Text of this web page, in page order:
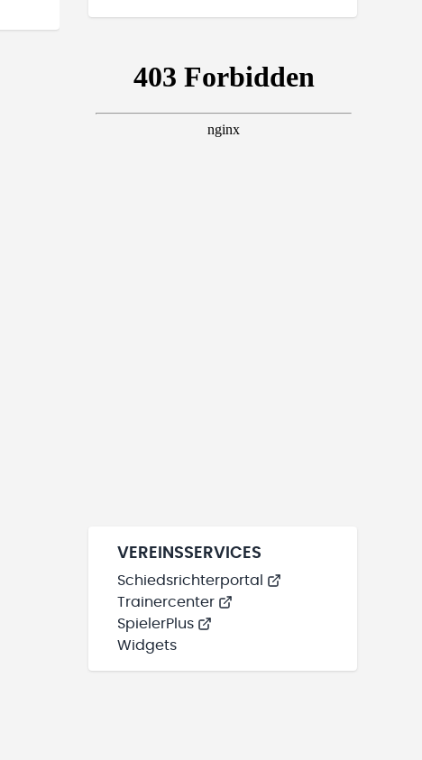
VEREINSSERVICES
Schiedsrichterportal
Trainercenter
SpielerPlus
Widgets